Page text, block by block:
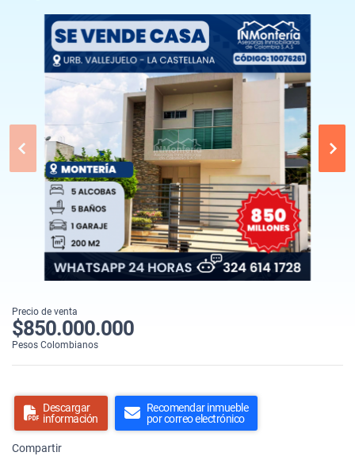
Precio de venta
$850.000.000
Pesos Colombianos
Descargar
información
Recomendar inmueble
por correo electrónico
Compartir